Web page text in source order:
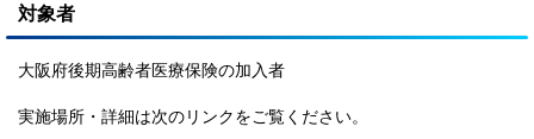
対象者
大阪府後期高齢者医療保険の加入者
実施場所・詳細は次のリンクをご覧ください。